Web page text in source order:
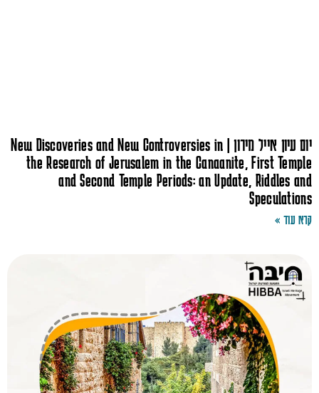
יום עיון אייל מירון | New Discoveries and New Controversies in
the Research of Jerusalem in the Canaanite, First Temple
and Second Temple Periods: an Update, Riddles and
Speculations
קרא עוד »